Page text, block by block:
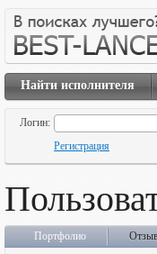
Найти исполнителя
Логин:
Регистрация
Портфолио